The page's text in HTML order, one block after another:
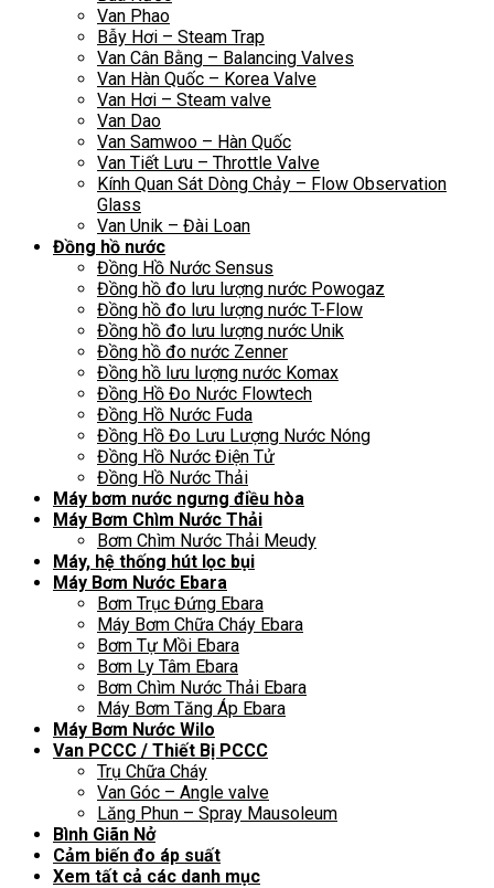
Van Phao
Bẫy Hơi – Steam Trap
Van Cân Bằng – Balancing Valves
Van Hàn Quốc – Korea Valve
Van Hơi – Steam valve
Van Dao
Van Samwoo – Hàn Quốc
Van Tiết Lưu – Throttle Valve
Kính Quan Sát Dòng Chảy – Flow Observation
Glass
Van Unik – Đài Loan
Đồng hồ nước
Đồng Hồ Nước Sensus
Đồng hồ đo lưu lượng nước Powogaz
Đồng hồ đo lưu lượng nước T-Flow
Đồng hồ đo lưu lượng nước Unik
Đồng hồ đo nước Zenner
Đồng hồ lưu lượng nước Komax
Đồng Hồ Đo Nước Flowtech
Đồng Hồ Nước Fuda
Đồng Hồ Đo Lưu Lượng Nước Nóng
Đồng Hồ Nước Điện Tử
Đồng Hồ Nước Thải
Máy bơm nước ngưng điều hòa
Máy Bơm Chìm Nước Thải
Bơm Chìm Nước Thải Meudy
Máy, hệ thống hút lọc bụi
Máy Bơm Nước Ebara
Bơm Trục Đứng Ebara
Máy Bơm Chữa Cháy Ebara
Bơm Tự Mồi Ebara
Bơm Ly Tâm Ebara
Bơm Chìm Nước Thải Ebara
Máy Bơm Tăng Áp Ebara
Máy Bơm Nước Wilo
Van PCCC / Thiết Bị PCCC
Trụ Chữa Cháy
Van Góc – Angle valve
Lăng Phun – Spray Mausoleum
Bình Giãn Nở
Cảm biến đo áp suất
Xem tất cả các danh mục